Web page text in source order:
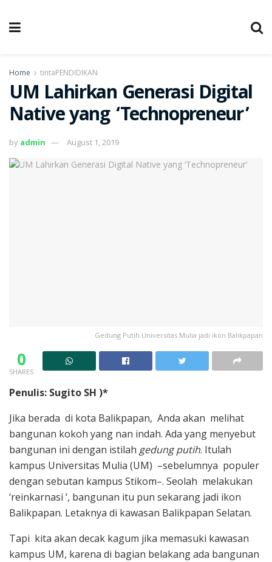
Home tintaPENDIDIKAN
UM Lahirkan Generasi Digital
Native yang ‘Technopreneur’
by admin August 1, 2019
Gedung Putih Universitas Mulia jadi ikon Balikpapan
0
SHARES
Penulis: Sugito SH )*
Jika berada di kota Balikpapan, Anda akan melihat
bangunan kokoh yang nan indah. Ada yang menyebut
bangunan ini dengan istilah gedung putih. Itulah
kampus Universitas Mulia (UM) –sebelumnya populer
dengan sebutan kampus Stikom–. Seolah melakukan
‘reinkarnasi ‘, bangunan itu pun sekarang jadi ikon
Balikpapan. Letaknya di kawasan Balikpapan Selatan.
Tapi kita akan decak kagum jika memasuki kawasan
kampus UM, karena di bagian belakang ada bangunan